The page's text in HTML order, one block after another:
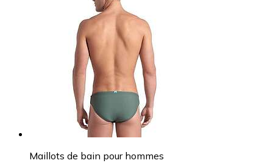
Maillots de bain pour hommes